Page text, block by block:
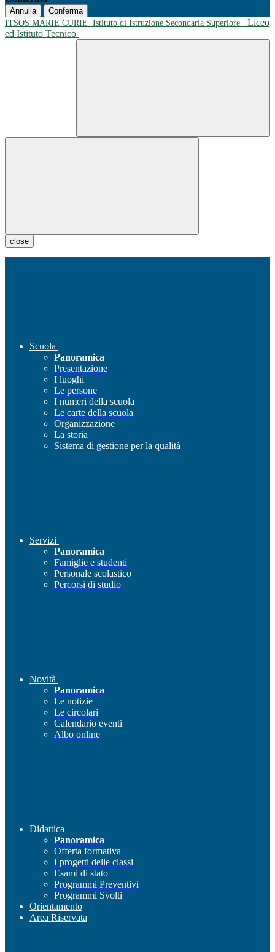
Annulla
Conferma
ITSOS MARIE CURIE Istituto di Istruzione Secondaria Superiore
Liceo
ed Istituto Tecnico
close
Scuola
Panoramica
Presentazione
I luoghi
Le persone
I numeri della scuola
Le carte della scuola
Organizzazione
La storia
Sistema di gestione per la qualità
Servizi
Panoramica
Famiglie e studenti
Personale scolastico
Percorsi di studio
Novità
Panoramica
Le notizie
Le circolari
Calendario eventi
Albo online
Didattica
Panoramica
Offerta formativa
I progetti delle classi
Esami di stato
Programmi Preventivi
Programmi Svolti
Orientamento
Area Riservata